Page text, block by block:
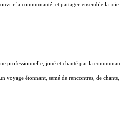
la communauté, et partager ensemble la joie
joué et chanté par la
étonnant, semé de rencontres, de chants,